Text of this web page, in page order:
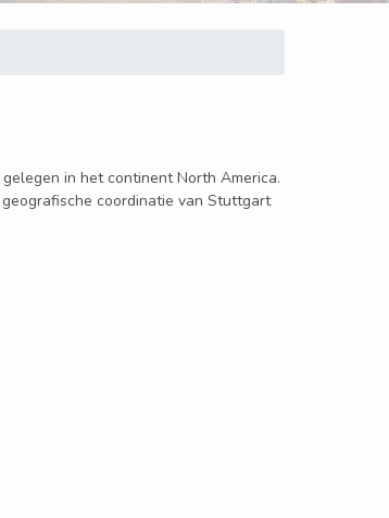
in het continent North America.
coordinatie van Stuttgart